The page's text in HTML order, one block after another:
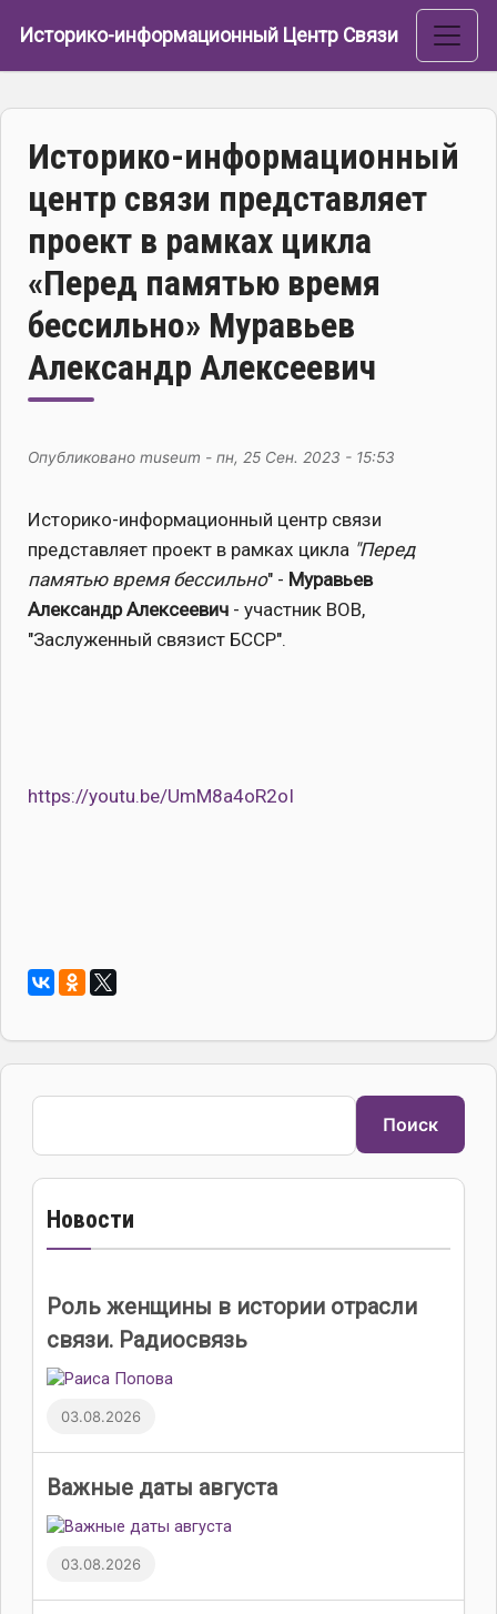
Историко-информационный Центр Связи
Историко-информационный
центр связи представляет
проект в рамках цикла
«Перед памятью время
бессильно» Муравьев
Александр Алексеевич
Опубликовано museum - пн, 25 Сен. 2023 - 15:53
Историко-информационный центр связи
представляет проект в рамках цикла "Перед
памятью время бессильно" - Муравьев
Александр Алексеевич - участник ВОВ,
"Заслуженный связист БССР".
https://youtu.be/UmM8a4oR2oI
Поиск
Поиск
Новости
Роль женщины в истории отрасли
связи. Радиосвязь
03.08.2026
Важные даты августа
03.08.2026